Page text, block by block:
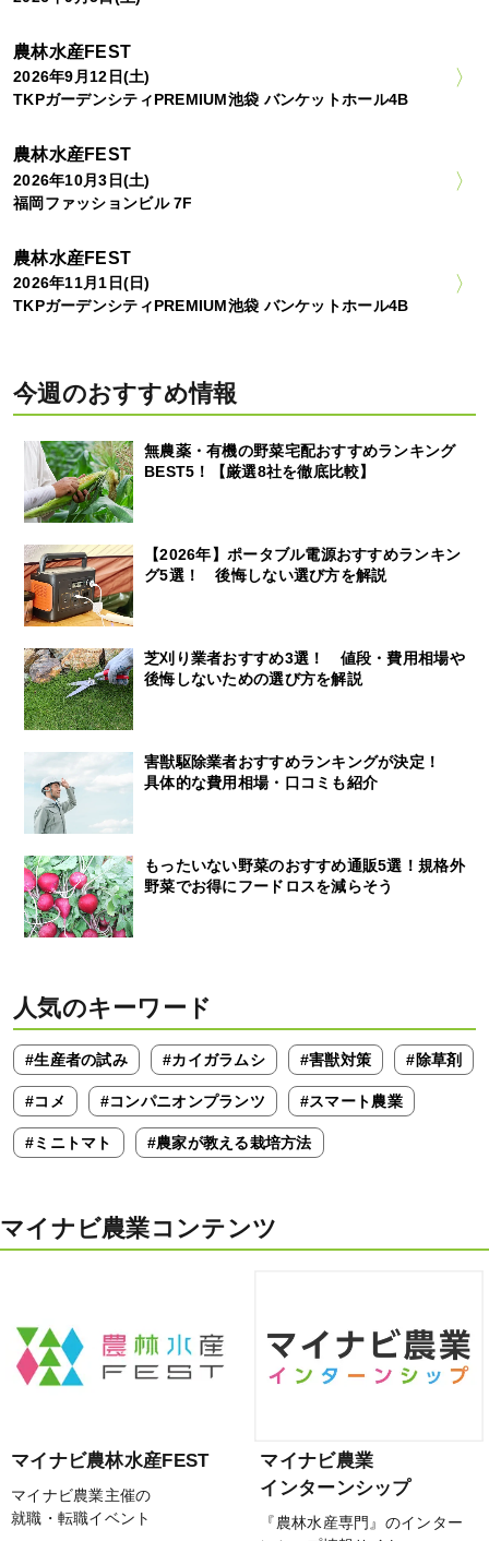
農林水産FEST
2026年9月12日(土)
TKPガーデンシティPREMIUM池袋 バンケットホール4B
農林水産FEST
2026年10月3日(土)
福岡ファッションビル 7F
農林水産FEST
2026年11月1日(日)
TKPガーデンシティPREMIUM池袋 バンケットホール4B
今週のおすすめ情報
無農薬・有機の野菜宅配おすすめランキング
BEST5！【厳選8社を徹底比較】
【2026年】ポータブル電源おすすめランキン
グ5選！ 後悔しない選び方を解説
芝刈り業者おすすめ3選！ 値段・費用相場や
後悔しないための選び方を解説
害獣駆除業者おすすめランキングが決定！
具体的な費用相場・口コミも紹介
もったいない野菜のおすすめ通販5選！規格外
野菜でお得にフードロスを減らそう
人気のキーワード
#生産者の試み #カイガラムシ #害獣対策 #除草剤
#コメ #コンパニオンプランツ #スマート農業
#ミニトマト #農家が教える栽培方法
マイナビ農業コンテンツ
マイナビ農林水産FEST
マイナビ農業主催の
就職・転職イベント
マイナビ農業
インターンシップ
『農林水産専門』のインター